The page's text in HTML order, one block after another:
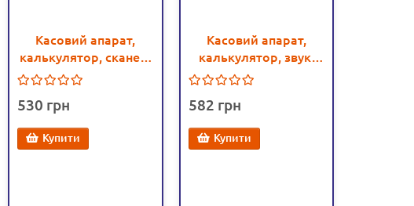
Касовий апарат,
калькулятор, сканер,
продукти, кошик
530
Купити
Касовий апарат,
калькулятор, звук,
підсвітка, кошик з
582
Купити